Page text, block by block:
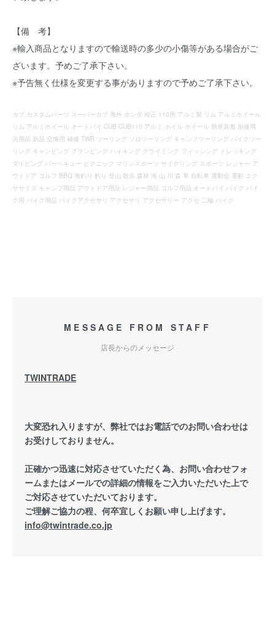
【備 考】
※輸入商品となりますので輸送時の多少の小傷等がある場合がご
ざいます。予めご了承下さい。
※予告無く仕様を変更する事がありますので予めご了承下さい。
カブ カスタムパーツ スーパーカブ 海外 ホンダ 純正 110用 アルミ製 リム アルミホイール
リム アルミホイール オートバイ CUB CUB110 アルミ ホイル ホイール 簡単装着 加修用
汎用品 新品 交換用 補修 TWR ツーリング ソロツーリング キャンプツーリング バイクツー
リング キャンピング グランピング ハイキング クライミング フィッシング トレッキング
ダイビング バーベキュー ピクニック マリンスポーツ サイクリング スポーツ レジャー ア
ウトドア ゴルフ BBQ 海釣り 釣り 登山 散歩 森林 海 山 川 森 草 自転車 運動会 運動 エク
ササイズ キャンプ用品 アウトドア用品 レジャー用品 ゴルフ用品 オートバイ バイク バイ
ク用 バイク用品 バイクアクセサリ アクセサリ アクセサリー アクセ 二輪 バイク
MESSAGE FROM STAFF
店長からのメッセージ
TWINTRADE
大変恐れ入りますが、弊社ではお電話でのお問い合わせは
お受けしておりません。
正確かつ迅速に対応させていただく為、お問い合わせフォ
ームまたはメールでの詳細の情報をご入力いただいた上で
ご対応させていただいております。
ご理解ご協力の程、何卒宜しくお願い申し上げます。
info@twintrade.co.jp